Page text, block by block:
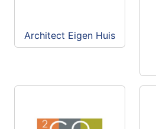
Architect Eigen Huis